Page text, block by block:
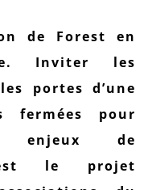
de Forest en
Inviter les
portes d’une
fermées pour
enjeux de
le projet